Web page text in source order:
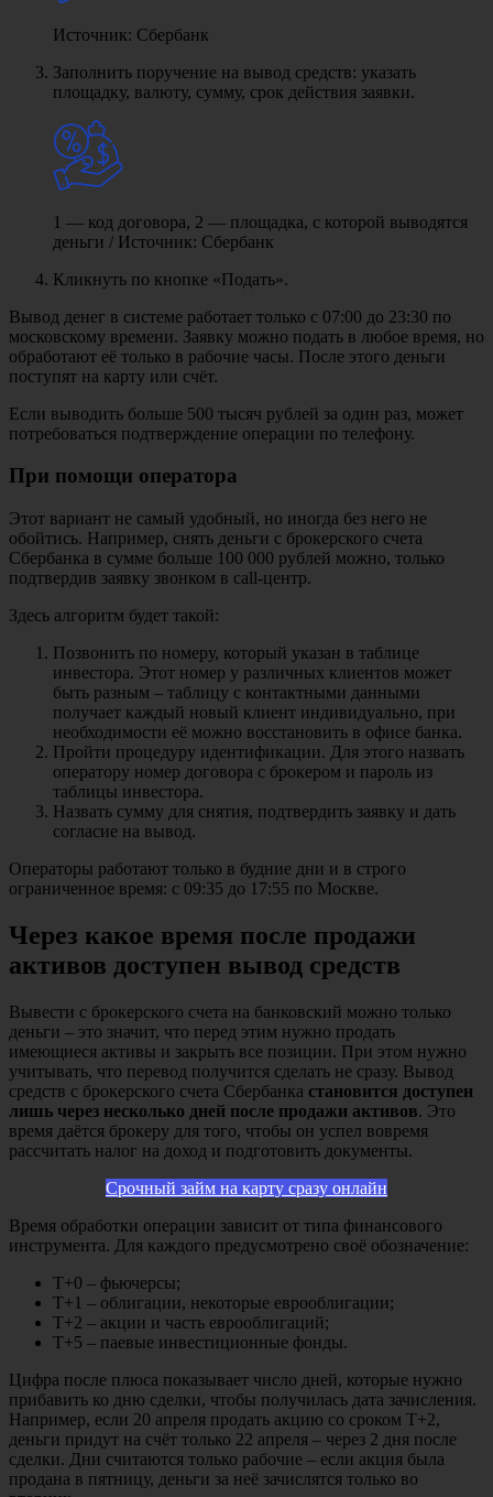
Источник: Сбербанк
Заполнить поручение на вывод средств: указать
площадку, валюту, сумму, срок действия заявки.
1 — код договора, 2 — площадка, с которой выводятся
деньги / Источник: Сбербанк
Кликнуть по кнопке «Подать».
Вывод денег в системе работает только с 07:00 до 23:30 по
московскому времени. Заявку можно подать в любое время, но
обработают её только в рабочие часы. После этого деньги
поступят на карту или счёт.
Если выводить больше 500 тысяч рублей за один раз, может
потребоваться подтверждение операции по телефону.
При помощи оператора
Этот вариант не самый удобный, но иногда без него не
обойтись. Например, снять деньги с брокерского счета
Сбербанка в сумме больше 100 000 рублей можно, только
подтвердив заявку звонком в call-центр.
Здесь алгоритм будет такой:
Позвонить по номеру, который указан в таблице
инвестора. Этот номер у различных клиентов может
быть разным – таблицу с контактными данными
получает каждый новый клиент индивидуально, при
необходимости её можно восстановить в офисе банка.
Пройти процедуру идентификации. Для этого назвать
оператору номер договора с брокером и пароль из
таблицы инвестора.
Назвать сумму для снятия, подтвердить заявку и дать
согласие на вывод.
Операторы работают только в будние дни и в строго
ограниченное время: с 09:35 до 17:55 по Москве.
Через какое время после продажи
активов доступен вывод средств
Вывести с брокерского счета на банковский можно только
деньги – это значит, что перед этим нужно продать
имеющиеся активы и закрыть все позиции. При этом нужно
учитывать, что перевод получится сделать не сразу. Вывод
средств с брокерского счета Сбербанка становится доступен
лишь через несколько дней после продажи активов. Это
время даётся брокеру для того, чтобы он успел вовремя
рассчитать налог на доход и подготовить документы.
Срочный займ на карту сразу онлайн
Время обработки операции зависит от типа финансового
инструмента. Для каждого предусмотрено своё обозначение:
Т+0 – фьючерсы;
Т+1 – облигации, некоторые еврооблигации;
Т+2 – акции и часть еврооблигаций;
Т+5 – паевые инвестиционные фонды.
Цифра после плюса показывает число дней, которые нужно
прибавить ко дню сделки, чтобы получилась дата зачисления.
Например, если 20 апреля продать акцию со сроком Т+2,
деньги придут на счёт только 22 апреля – через 2 дня после
сделки. Дни считаются только рабочие – если акция была
продана в пятницу, деньги за неё зачислятся только во